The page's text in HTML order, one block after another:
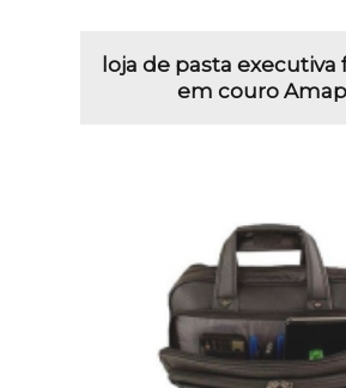
loja de pasta executiva
em couro